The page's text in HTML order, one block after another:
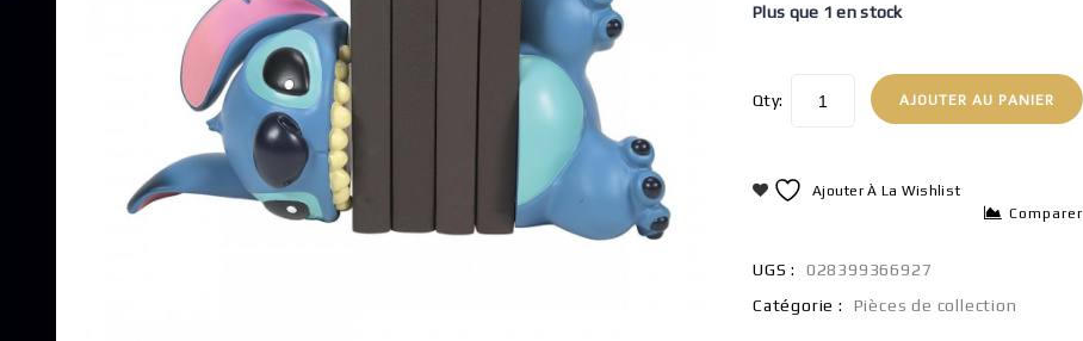
Plus que 1 en stock
Qty: AJOUTER AU PANIER
Ajouter À La Wishlist
Comparer
UGS :
028399366927
Catégorie :
Pièces de collection